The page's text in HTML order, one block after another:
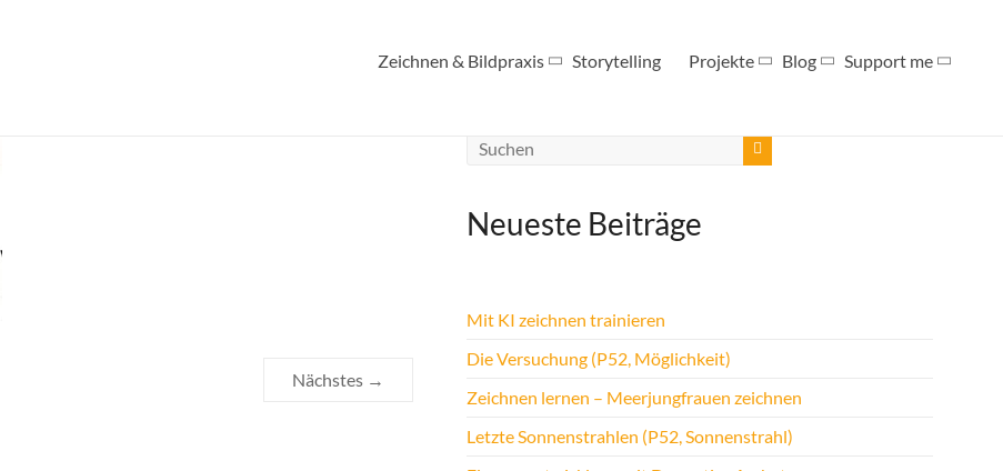
Zeichnen & Bildpraxis Storytelling Projekte Blog Support me
Nächstes →
Neueste Beiträge
Mit KI zeichnen trainieren
Die Versuchung (P52, Möglichkeit)
Zeichnen lernen – Meerjungfrauen zeichnen
Letzte Sonnenstrahlen (P52, Sonnenstrahl)